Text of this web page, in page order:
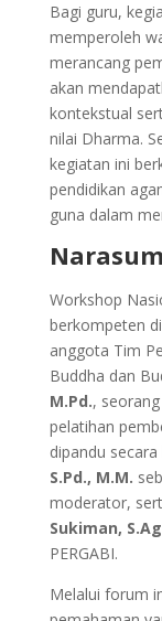
Bagi guru,
memperoleh
merancang
akan
kontekstual
nilai Dharma.
kegiatan ini
pendidikan
guna dalam
Workshop
berkompeten
anggota Tim
Buddha dan
M.Pd.,
pelatihan
dipandu
S.Pd., M.M.
moderator,
Sukiman,
PERGABI.
Melalui forum